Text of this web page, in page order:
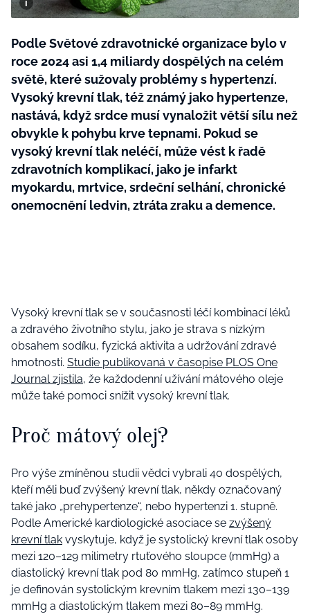
ROČNÍ PŘEDPLATNÉ SVĚT ŽENY +
Podle Světové zdravotnické organizace bylo v
roce 2024 asi 1,4 miliardy dospělých na celém
světě, které sužovaly problémy s hypertenzí.
Vysoký krevní tlak, též známý jako hypertenze,
nastává, když srdce musí vynaložit větší sílu než
obvykle k pohybu krve tepnami. Pokud se
vysoký krevní tlak neléčí, může vést k řadě
zdravotních komplikací, jako je infarkt
myokardu, mrtvice, srdeční selhání, chronické
onemocnění ledvin, ztráta zraku a demence.
Vysoký krevní tlak se v současnosti léčí kombinací léků
a zdravého životního stylu, jako je strava s nízkým
obsahem sodíku, fyzická aktivita a udržování zdravé
hmotnosti. Studie publikovaná v časopise PLOS One
Journal zjistila, že každodenní užívání mátového oleje
může také pomoci snížit vysoký krevní tlak.
Proč mátový olej?
Pro výše zmíněnou studii vědci vybrali 40 dospělých,
kteří měli buď zvýšený krevní tlak, někdy označovaný
také jako „prehypertenze“, nebo hypertenzi 1. stupně.
Podle Americké kardiologické asociace se zvýšený
krevní tlak vyskytuje, když je systolický krevní tlak osoby
mezi 120–129 milimetry rtuťového sloupce (mmHg) a
diastolický krevní tlak pod 80 mmHg, zatímco stupeň 1
je definován systolickým krevním tlakem mezi 130–139
mmHg a diastolickým tlakem mezi 80–89 mmHg.